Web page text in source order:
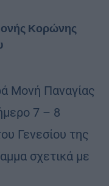
Κορώνης
Μονή Παναγίας
7 – 8
Γενεσίου της
σχετικά με